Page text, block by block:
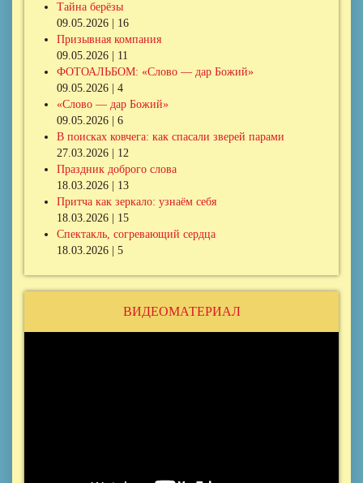
Тайна берёзы
09.05.2026 | 16
Призывная компания
09.05.2026 | 11
ФОТОАЛЬБОМ: «Слово — дар Божий»
09.05.2026 | 4
«Слово — дар Божий»
09.05.2026 | 6
В поисках ковчега: как спасали зверей парами
27.03.2026 | 12
Праздник доброго слова
18.03.2026 | 13
Притча как зеркало: узнаём себя
18.03.2026 | 15
Спектакль, согревающий сердца
18.03.2026 | 5
ВИДЕОМАТЕРИАЛ